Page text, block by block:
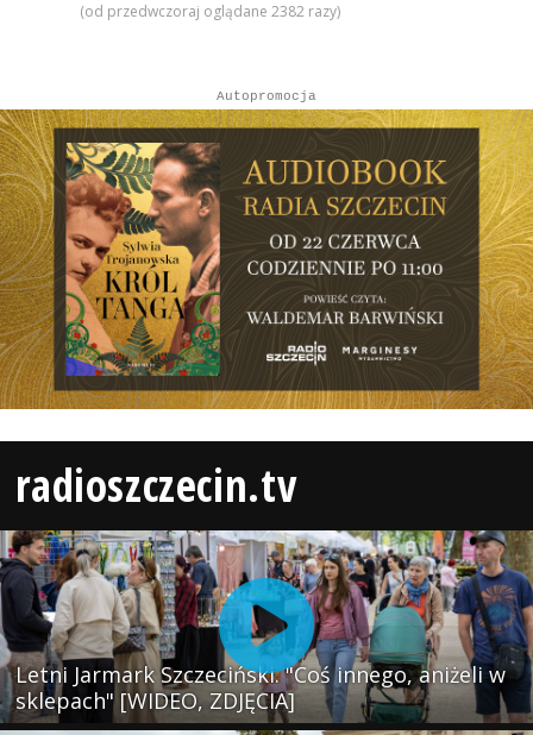
(od przedwczoraj oglądane 2382 razy)
Autopromocja
radioszczecin.tv
Letni Jarmark Szczeciński. "Coś innego, aniżeli w
sklepach" [WIDEO, ZDJĘCIA]